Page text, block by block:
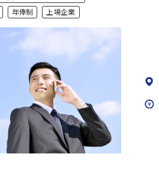
年俸制 上場企業